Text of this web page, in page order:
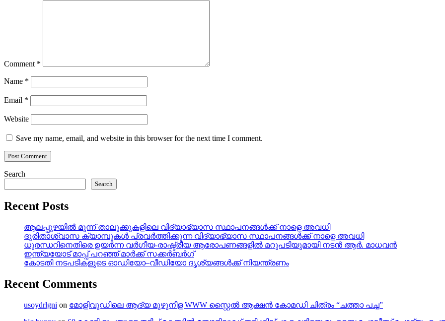
Comment *
Name *
Email *
Website
Save my name, email, and website in this browser for the next time I comment.
Search
Search
Recent Posts
ആലപ്പുഴയിൽ മൂന്ന് താലൂക്കുകളിലെ വിദ്യാഭ്യാസ സ്ഥാപനങ്ങൾക്ക് നാളെ അവധി
ദുരിതാശ്വാസ ക്യാമ്പുകൾ പ്രവർത്തിക്കുന്ന വിദ്യാഭ്യാസ സ്ഥാപനങ്ങൾക്ക് നാളെ അവധി
ധുരന്ധറിനെതിരെ ഉയർന്ന വർഗീയ-രാഷ്ട്രീയ ആരോപണങ്ങളിൽ മറുപടിയുമായി നടൻ ആർ. മാധവൻ
ഇന്ത്യയോട് മാപ്പ് പറഞ്ഞ് മാർക്ക് സക്കർബർഗ്
കോടതി നടപടികളുടെ ഓഡിയോ–വീഡിയോ ദൃശ്യങ്ങൾക്ക് നിയന്ത്രണം
Recent Comments
usoydrlgni on മോളിവുഡിലെ ആദ്യ മുഴുനീള WWW സ്റ്റൈൽ ആക്ഷൻ കോമഡി ചിത്രം “ചത്താ പച്ച”